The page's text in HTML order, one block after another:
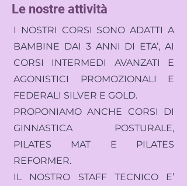
Le nostre attività
I NOSTRI CORSI SONO ADATTI A
BAMBINE DAI 3 ANNI DI ETA’, AI
CORSI INTERMEDI AVANZATI E
AGONISTICI PROMOZIONALI E
FEDERALI SILVER E GOLD.
PROPONIAMO ANCHE CORSI DI
GINNASTICA POSTURALE,
PILATES MAT E PILATES
REFORMER.
IL NOSTRO STAFF TECNICO E’